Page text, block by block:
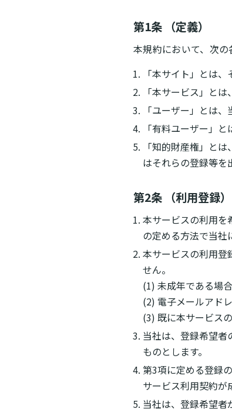
第1条 （定義）
本規約において、次の
「本サイト」とは
「本サービス」と
「ユーザー」とは
「有料ユーザー」
「知的財産権」と
はそれらの登録等を
第2条 （利用登録）
本サービスの利用を
の定める方法で当社
本サービスの利用登
せん。
(1) 未成年である場
(2) 電子メールアド
(3) 既に本サービス
当社は、登録希望者
ものとします。
第3項に定める登録
サービス利用契約が
当社は、登録希望者